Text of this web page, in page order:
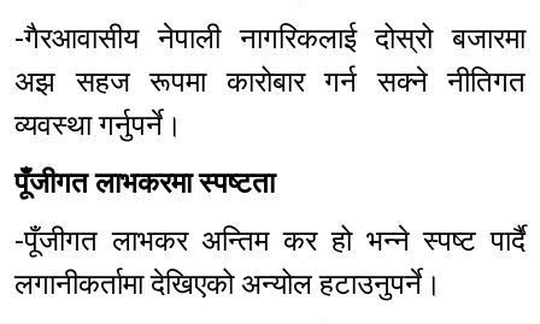
-गैरआवासीय नेपाली नागरिकलाई दोस्रो बजारमा
अझ सहज रूपमा कारोबार गर्न सक्ने नीतिगत
व्यवस्था गर्नुपर्ने।
पूँजीगत लाभकरमा स्पष्टता
-पूँजीगत लाभकर अन्तिम कर हो भन्ने स्पष्ट पार्दै
लगानीकर्तामा देखिएको अन्योल हटाउनुपर्ने।